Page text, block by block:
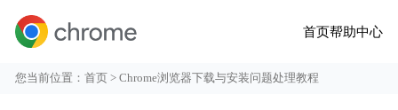
首页帮助中心
您当前位置：首页 > Chrome浏览器下载与安装问题处理教程